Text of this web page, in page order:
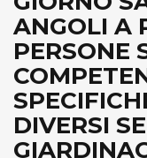
ANGOLI A
PERSONE
DIVERSI